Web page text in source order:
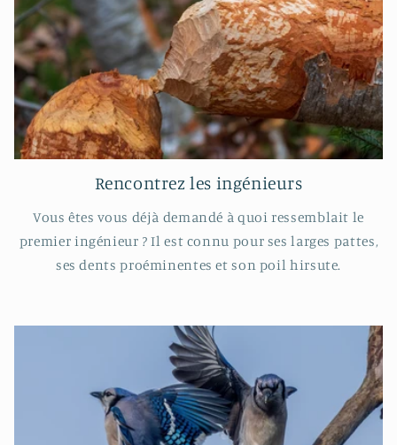
Rencontrez les ingénieurs
Vous êtes vous déjà demandé à quoi ressemblait le
premier ingénieur ? Il est connu pour ses larges pattes,
ses dents proéminentes et son poil hirsute.